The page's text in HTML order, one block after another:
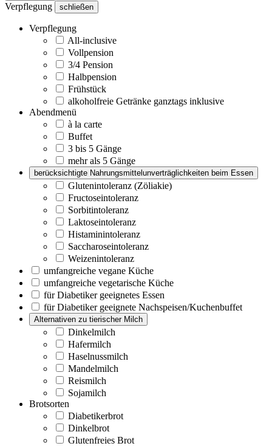
Verpflegung schließen
Verpflegung
All-inclusive
Vollpension
3/4 Pension
Halbpension
Frühstück
alkoholfreie Getränke ganztags inklusive
Abendmenü
à la carte
Buffet
3 bis 5 Gänge
mehr als 5 Gänge
berücksichtigte Nahrungsmittelunverträglichkeiten beim Essen
Glutenintoleranz (Zöliakie)
Fructoseintoleranz
Sorbitintoleranz
Laktoseintoleranz
Histaminintoleranz
Saccharoseintoleranz
Weizenintoleranz
umfangreiche vegane Küche
umfangreiche vegetarische Küche
für Diabetiker geeignetes Essen
für Diabetiker geeignete Nachspeisen/Kuchenbuffet
Alternativen zu tierischer Milch
Dinkelmilch
Hafermilch
Haselnussmilch
Mandelmilch
Reismilch
Sojamilch
Brotsorten
Diabetikerbrot
Dinkelbrot
Glutenfreies Brot